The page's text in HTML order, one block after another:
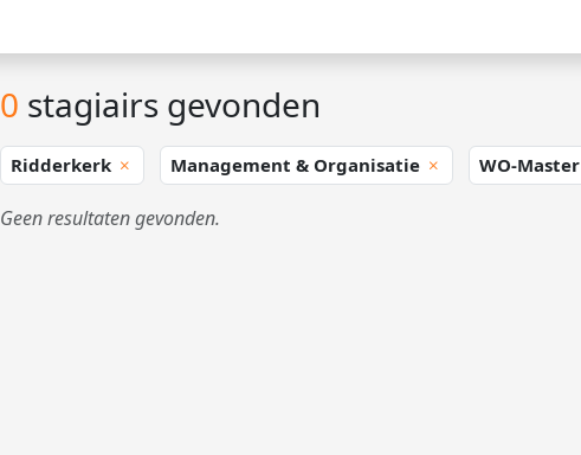
0 stagiairs gevonden
Ridderkerk Management & Organisatie WO-Master
Geen resultaten gevonden.